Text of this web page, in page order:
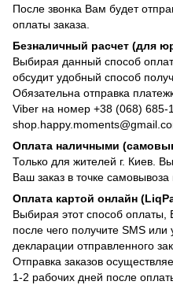
После звонка Вам будет
оплаты заказа.
Безналичный расчет (для
Выбирая данный способ
обсудит удобный способ
Обязательна отправка
Viber на номер +38 (068) 685-
Оплата наличными
Только для жителей г. Киев.
Ваш заказ в точке
Оплата картой онлайн
Выбирая этот способ оплаты,
после чего получите SMS
декларации отправленного
Отправка заказов
1-2 рабочих дней после